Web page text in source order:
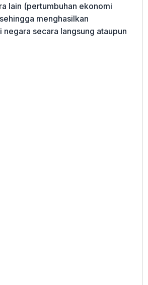
lain (pertumbuhan ekonomi
menghasilkan
negara secara langsung ataupun